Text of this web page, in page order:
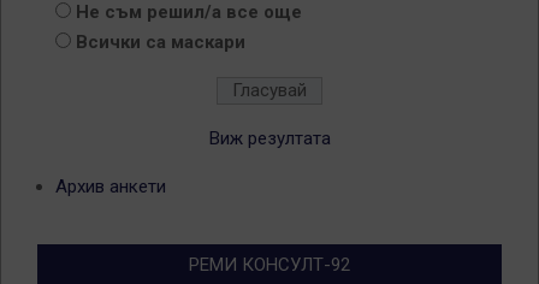
Не съм решил/а все още
Всички са маскари
Виж резултата
Архив анкети
РЕМИ КОНСУЛТ-92